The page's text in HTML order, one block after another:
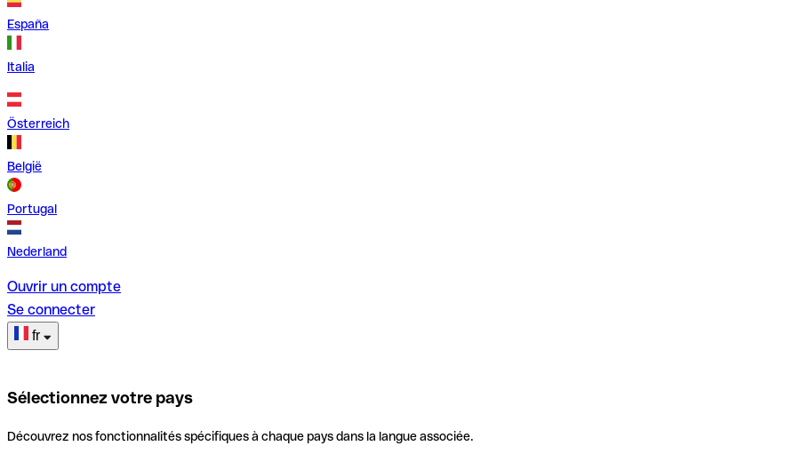
España
Italia
Österreich
België
Portugal
Nederland
Ouvrir un compte
Se connecter
fr
Sélectionnez votre pays
Découvrez nos fonctionnalités spécifiques à chaque pays dans la langue associée.